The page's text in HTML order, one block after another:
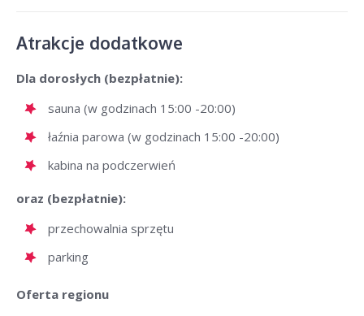
Atrakcje dodatkowe
Dla dorosłych (bezpłatnie):
sauna (w godzinach 15:00 -20:00)
łaźnia parowa (w godzinach 15:00 -20:00)
kabina na podczerwień
oraz (bezpłatnie):
przechowalnia sprzętu
parking
Oferta regionu